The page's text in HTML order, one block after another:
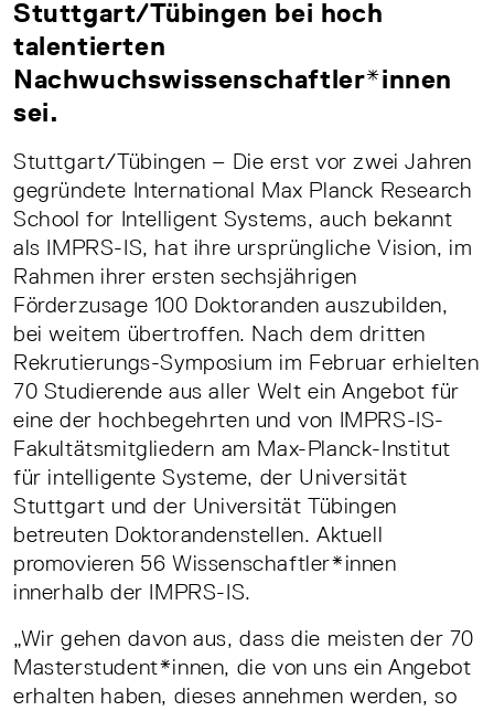
Stuttgart/Tübingen bei hoch
talentierten
Nachwuchswissenschaftler*innen
sei.
Stuttgart/Tübingen – Die erst vor zwei Jahren
gegründete International Max Planck Research
School for Intelligent Systems, auch bekannt
als IMPRS-IS, hat ihre ursprüngliche Vision, im
Rahmen ihrer ersten sechsjährigen
Förderzusage 100 Doktoranden auszubilden,
bei weitem übertroffen. Nach dem dritten
Rekrutierungs-Symposium im Februar erhielten
70 Studierende aus aller Welt ein Angebot für
eine der hochbegehrten und von IMPRS-IS-
Fakultätsmitgliedern am Max-Planck-Institut
für intelligente Systeme, der Universität
Stuttgart und der Universität Tübingen
betreuten Doktorandenstellen. Aktuell
promovieren 56 Wissenschaftler*innen
innerhalb der IMPRS-IS.
„Wir gehen davon aus, dass die meisten der 70
Masterstudent*innen, die von uns ein Angebot
erhalten haben, dieses annehmen werden, so